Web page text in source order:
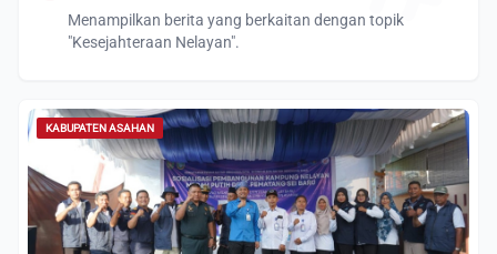
Menampilkan berita yang berkaitan dengan topik
"Kesejahteraan Nelayan".
KABUPATEN ASAHAN